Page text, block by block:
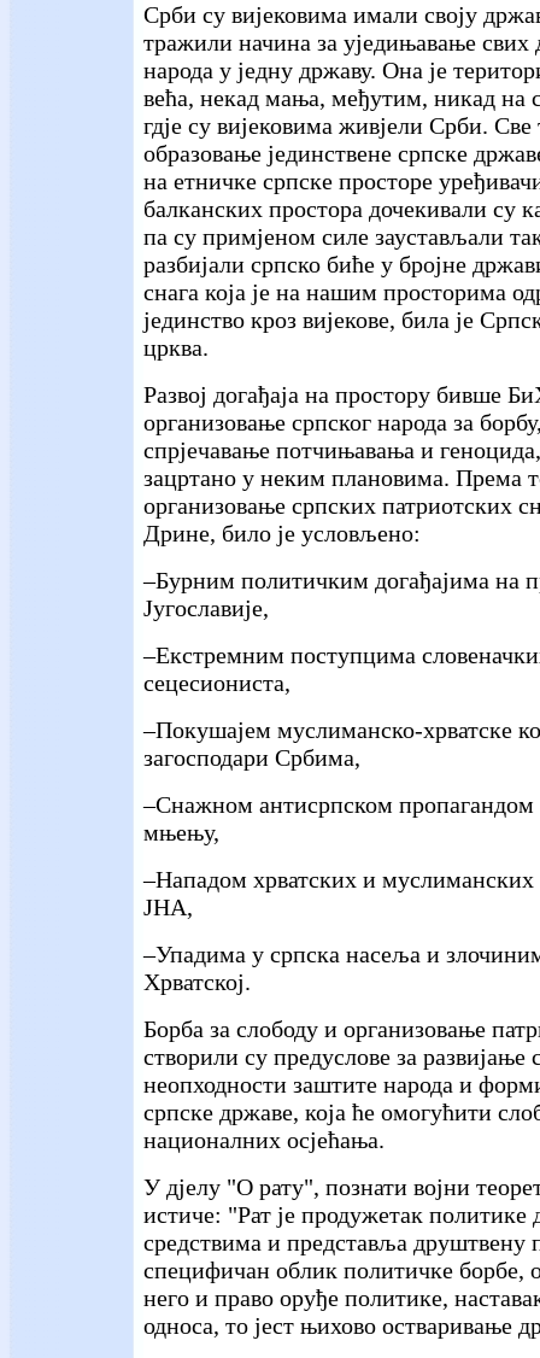
Срби су вијековима имали своју
тражили начина за уједињавање свих
народа у једну државу. Она је
већа, некад мања, међутим, никад на
гдје су вијековима живјели Срби. Све
образовање јединствене српске
на етничке српске просторе
балканских простора дочекивали су
па су примјеном силе заустављали
разбијали српско биће у бројне
снага која је на нашим просторима
јединство кроз вијекове, била је
црква.
Развој догађаја на простору бивше
организовање српског народа за
спрјечавање потчињавања и
зацртано у неким плановима. Према
организовање српских патриотских
Дрине, било је условљено:
–Бурним политичким догађајима на
Југославије,
–Екстремним поступцима
сецесиониста,
–Покушајем муслиманско-хрватске
загосподари Србима,
–Снажном антисрпском пропагандом
мњењу,
–Нападом хрватских и муслиманских
ЈНА,
–Упадима у српска насеља и
Хрватској.
Борба за слободу и организовање
створили су предуслове за развијање
неопходности заштите народа и
српске државе, која ће омогућити
националних осјећања.
У дјелу "О рату", познати војни
истиче: "Рат је продужетак
средствима и представља друштвену
специфичан облик политичке борбе,
него и право оруђе политике,
односа, то јест њихово остваривање